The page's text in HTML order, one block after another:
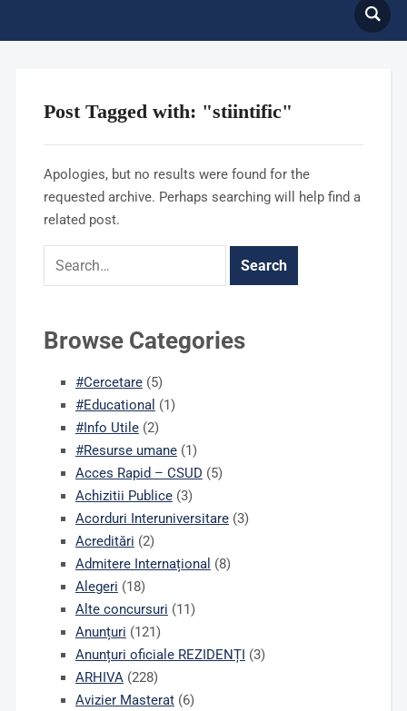
Post Tagged with: "stiintific"
Apologies, but no results were found for the
requested archive. Perhaps searching will help find a
related post.
Browse Categories
#Cercetare(5)
#Educational (1)
#Info Utile(2)
#Resurse umane(1)
Acces Rapid – CSUD (5)
Achizitii Publice(3)
Acorduri Interuniversitare(3)
Acreditări (2)
Admitere Internațional (8)
Alegeri (18)
Alte concursuri (11)
Anunțuri (121)
Anunțuri oficiale REZIDENȚI (3)
ARHIVA(228)
Avizier Masterat(6)